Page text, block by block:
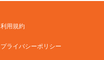
利用規約
プライバシーポリシー